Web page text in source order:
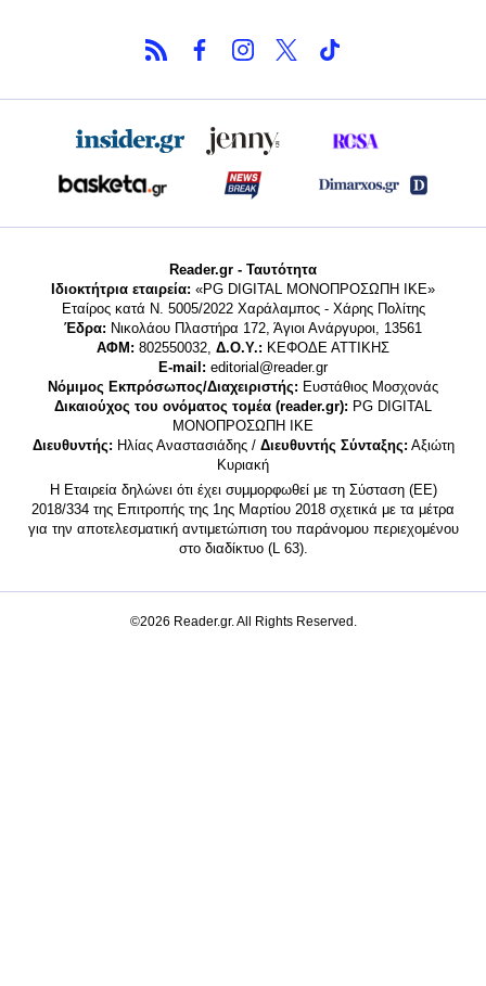
Reader.gr - Ταυτότητα
Ιδιοκτήτρια εταιρεία: «PG DIGITAL MONΟΠΡΟΣΩΠΗ ΙΚΕ»
Εταίρος κατά Ν. 5005/2022 Χαράλαμπος - Χάρης Πολίτης
Έδρα: Νικολάου Πλαστήρα 172, Άγιοι Ανάργυροι, 13561
ΑΦΜ: 802550032, Δ.Ο.Υ.: ΚΕΦΟΔΕ ΑΤΤΙΚΗΣ
E-mail: editorial@reader.gr
Νόμιμος Εκπρόσωπος/Διαχειριστής: Ευστάθιος Μοσχονάς
Δικαιούχος του ονόματος τομέα (reader.gr): PG DIGITAL
MONΟΠΡΟΣΩΠΗ ΙΚΕ
Διευθυντής: Ηλίας Αναστασιάδης / Διευθυντής Σύνταξης: Αξιώτη
Κυριακή
Η Εταιρεία δηλώνει ότι έχει συμμορφωθεί με τη Σύσταση (ΕΕ)
2018/334 της Επιτροπής της 1ης Μαρτίου 2018 σχετικά με τα μέτρα
για την αποτελεσματική αντιμετώπιση του παράνομου περιεχομένου
στο διαδίκτυο (L 63).
©2026 Reader.gr. All Rights Reserved.